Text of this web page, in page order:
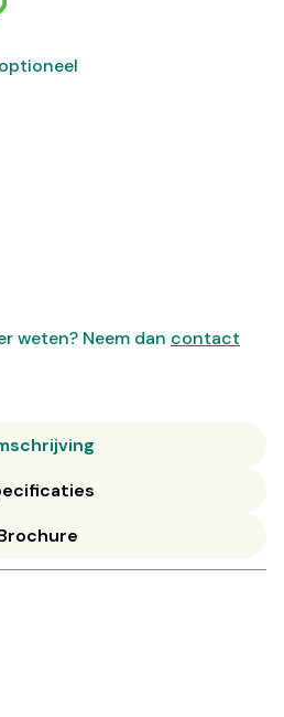
weten? Neem dan contact